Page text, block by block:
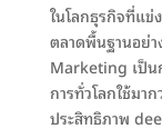
ในโลกธุรกิจที่แข่
ตลาดพื้นฐานอย่
Marketing เป็น
การทั่วโลกใช้มา
ประสิทธิภาพ